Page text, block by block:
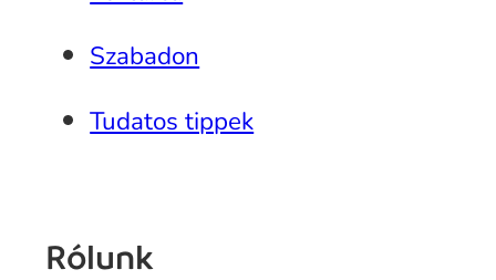
Szabadon
Tudatos tippek
Rólunk